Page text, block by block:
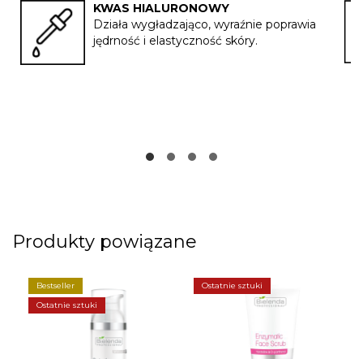
KWAS HIALURONOWY
Działa wygładzająco, wyraźnie poprawia
jędrność i elastyczność skóry.
Produkty powiązane
Bestseller
Ostatnie sztuki
Ostatnie sztuki